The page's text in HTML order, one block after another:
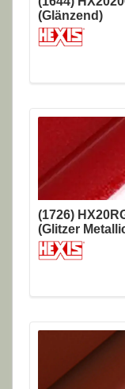
(Glänzend)
(1726)
(Glitzer